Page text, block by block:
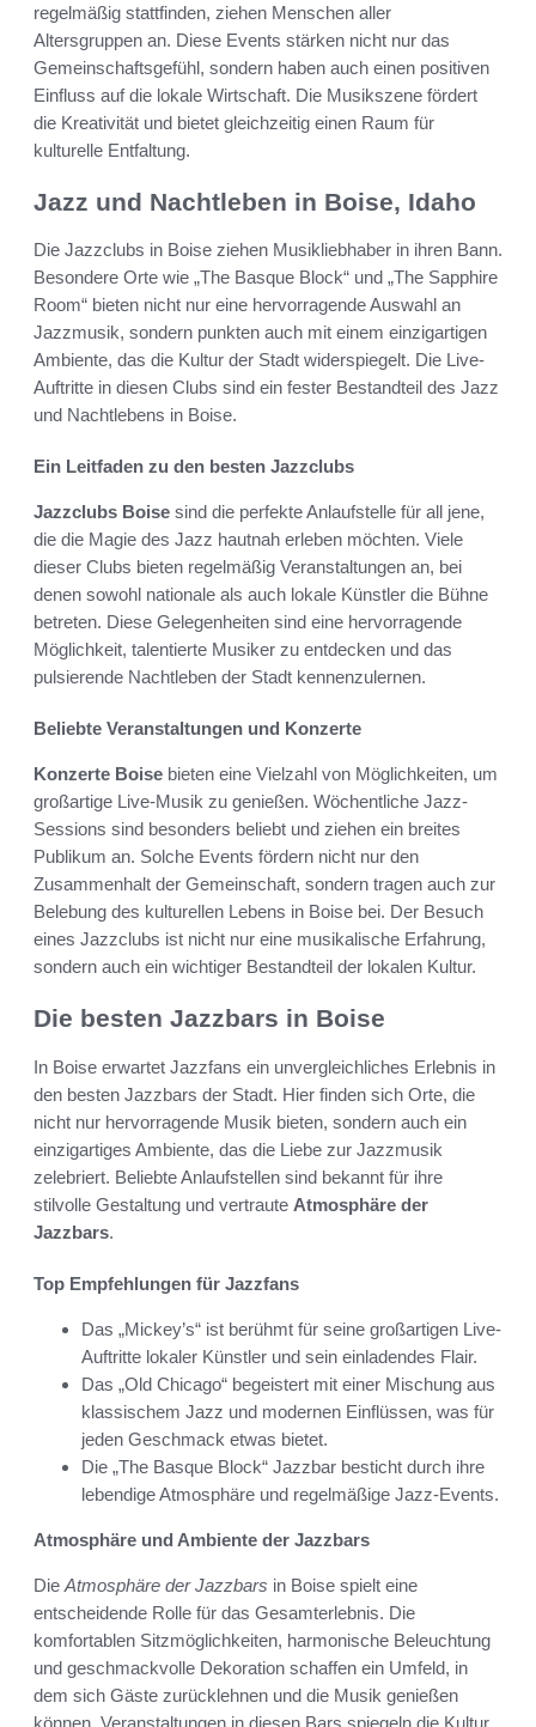
regelmäßig stattfinden, ziehen Menschen aller
Altersgruppen an. Diese Events stärken nicht nur das
Gemeinschaftsgefühl, sondern haben auch einen positiven
Einfluss auf die lokale Wirtschaft. Die Musikszene fördert
die Kreativität und bietet gleichzeitig einen Raum für
kulturelle Entfaltung.
Jazz und Nachtleben in Boise, Idaho
Die Jazzclubs in Boise ziehen Musikliebhaber in ihren Bann.
Besondere Orte wie „The Basque Block“ und „The Sapphire
Room“ bieten nicht nur eine hervorragende Auswahl an
Jazzmusik, sondern punkten auch mit einem einzigartigen
Ambiente, das die Kultur der Stadt widerspiegelt. Die Live-
Auftritte in diesen Clubs sind ein fester Bestandteil des Jazz
und Nachtlebens in Boise.
Ein Leitfaden zu den besten Jazzclubs
Jazzclubs Boise sind die perfekte Anlaufstelle für all jene,
die die Magie des Jazz hautnah erleben möchten. Viele
dieser Clubs bieten regelmäßig Veranstaltungen an, bei
denen sowohl nationale als auch lokale Künstler die Bühne
betreten. Diese Gelegenheiten sind eine hervorragende
Möglichkeit, talentierte Musiker zu entdecken und das
pulsierende Nachtleben der Stadt kennenzulernen.
Beliebte Veranstaltungen und Konzerte
Konzerte Boise bieten eine Vielzahl von Möglichkeiten, um
großartige Live-Musik zu genießen. Wöchentliche Jazz-
Sessions sind besonders beliebt und ziehen ein breites
Publikum an. Solche Events fördern nicht nur den
Zusammenhalt der Gemeinschaft, sondern tragen auch zur
Belebung des kulturellen Lebens in Boise bei. Der Besuch
eines Jazzclubs ist nicht nur eine musikalische Erfahrung,
sondern auch ein wichtiger Bestandteil der lokalen Kultur.
Die besten Jazzbars in Boise
In Boise erwartet Jazzfans ein unvergleichliches Erlebnis in
den besten Jazzbars der Stadt. Hier finden sich Orte, die
nicht nur hervorragende Musik bieten, sondern auch ein
einzigartiges Ambiente, das die Liebe zur Jazzmusik
zelebriert. Beliebte Anlaufstellen sind bekannt für ihre
stilvolle Gestaltung und vertraute Atmosphäre der
Jazzbars.
Top Empfehlungen für Jazzfans
Das „Mickey’s“ ist berühmt für seine großartigen Live-
Auftritte lokaler Künstler und sein einladendes Flair.
Das „Old Chicago“ begeistert mit einer Mischung aus
klassischem Jazz und modernen Einflüssen, was für
jeden Geschmack etwas bietet.
Die „The Basque Block“ Jazzbar besticht durch ihre
lebendige Atmosphäre und regelmäßige Jazz-Events.
Atmosphäre und Ambiente der Jazzbars
Die Atmosphäre der Jazzbars in Boise spielt eine
entscheidende Rolle für das Gesamterlebnis. Die
komfortablen Sitzmöglichkeiten, harmonische Beleuchtung
und geschmackvolle Dekoration schaffen ein Umfeld, in
dem sich Gäste zurücklehnen und die Musik genießen
können. Veranstaltungen in diesen Bars spiegeln die Kultur